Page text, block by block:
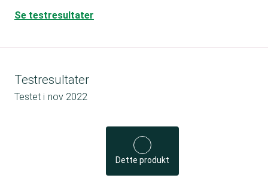
Se testresultater
Testresultater
Testet i nov 2022
Dette produkt